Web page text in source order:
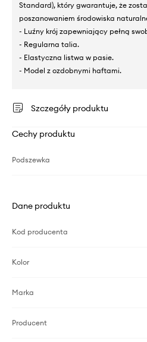
Standard), który gwarantuje, że
poszanowaniem środowiska
- Luźny krój zapewniający pełną
- Regularna talia.
- Elastyczna listwa w pasie.
- Model z ozdobnymi haftami.
Szczegóły produktu
Cechy produktu
Podszewka
Dane produktu
Kod producenta
Kolor
Marka
Producent